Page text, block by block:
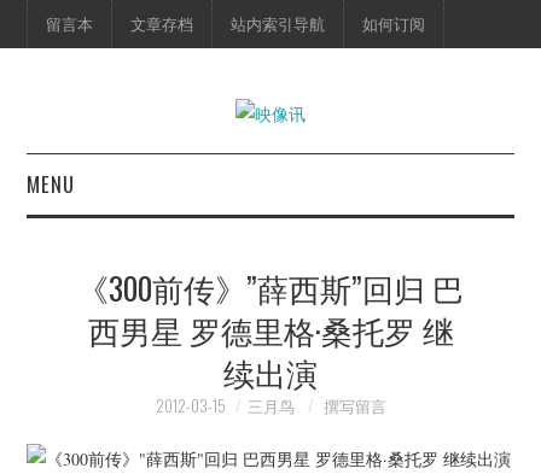
留言本 文章存档 站内索引导航 如何订阅
MENU
映像快讯
《300前传》”薛西斯”回归 巴
西男星 罗德里格·桑托罗 继
续出演
2012-03-15 三月鸟 撰写留言